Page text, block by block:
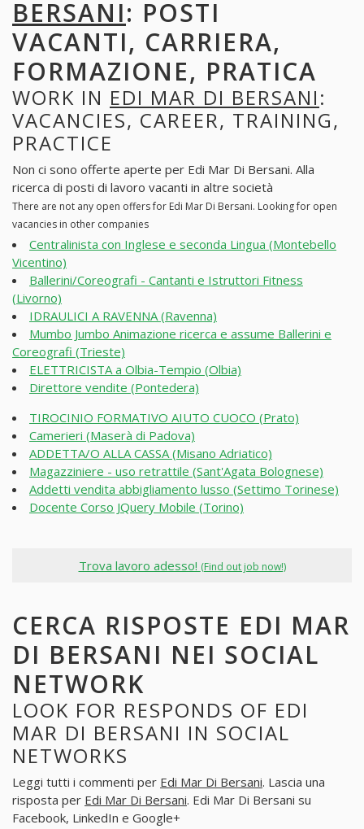
BERSANI: POSTI
VACANTI, CARRIERA,
FORMAZIONE, PRATICA
WORK IN EDI MAR DI BERSANI:
VACANCIES, CAREER, TRAINING,
PRACTICE
Non ci sono offerte aperte per Edi Mar Di Bersani. Alla
ricerca di posti di lavoro vacanti in altre società
There are not any open offers for Edi Mar Di Bersani. Looking for open
vacancies in other companies
Centralinista con Inglese e seconda Lingua (Montebello
Vicentino)
Ballerini/Coreografi - Cantanti e Istruttori Fitness
(Livorno)
IDRAULICI A RAVENNA (Ravenna)
Mumbo Jumbo Animazione ricerca e assume Ballerini e
Coreografi (Trieste)
ELETTRICISTA a Olbia-Tempio (Olbia)
Direttore vendite (Pontedera)
TIROCINIO FORMATIVO AIUTO CUOCO (Prato)
Camerieri (Maserà di Padova)
ADDETTA/O ALLA CASSA (Misano Adriatico)
Magazziniere - uso retrattile (Sant'Agata Bolognese)
Addetti vendita abbigliamento lusso (Settimo Torinese)
Docente Corso JQuery Mobile (Torino)
Trova lavoro adesso! (Find out job now!)
CERCA RISPOSTE EDI MAR
DI BERSANI NEI SOCIAL
NETWORK
LOOK FOR RESPONDS OF EDI
MAR DI BERSANI IN SOCIAL
NETWORKS
Leggi tutti i commenti per Edi Mar Di Bersani. Lascia una
risposta per Edi Mar Di Bersani. Edi Mar Di Bersani su
Facebook, LinkedIn e Google+